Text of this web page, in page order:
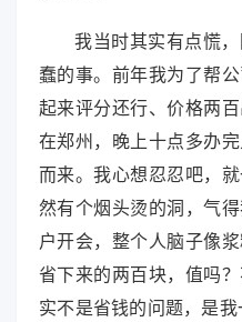
我当时其实有点慌
蠢的事。前年我为了帮
起来评分还行、价格两
在郑州，晚上十点多办
而来。我心想忍忍吧，
然有个烟头烫的洞，气
户开会，整个人脑子像
省下来的两百块，值吗
实不是省钱的问题，是